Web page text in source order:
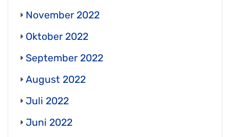
November 2022
Oktober 2022
September 2022
August 2022
Juli 2022
Juni 2022